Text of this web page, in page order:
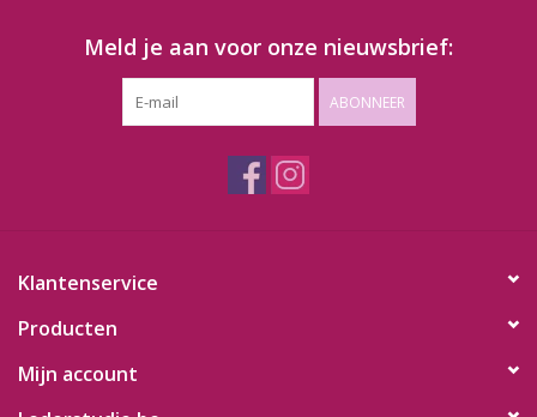
Meld je aan voor onze nieuwsbrief:
ABONNEER
Klantenservice
Producten
Mijn account